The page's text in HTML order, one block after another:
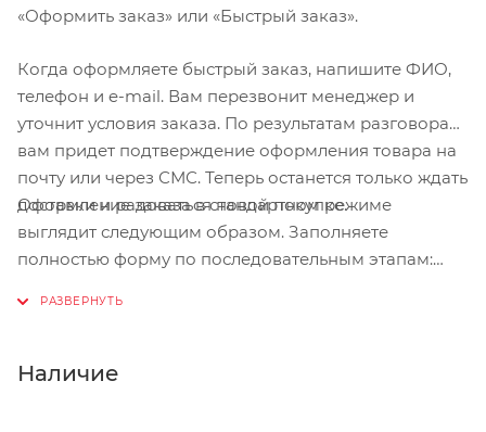
«Оформить заказ» или «Быстрый заказ».
Когда оформляете быстрый заказ, напишите ФИО,
телефон и e-mail. Вам перезвонит менеджер и
уточнит условия заказа. По результатам разговора
вам придет подтверждение оформления товара на
почту или через СМС. Теперь останется только ждать
доставки и радоваться новой покупке.
Оформление заказа в стандартном режиме
выглядит следующим образом. Заполняете
полностью форму по последовательным этапам:
Нажмите кнопку «Оформить заказ».
Наличие